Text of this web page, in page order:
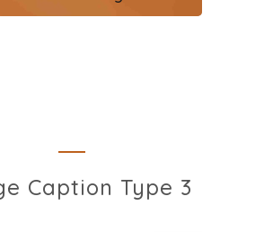
Caption Type 3